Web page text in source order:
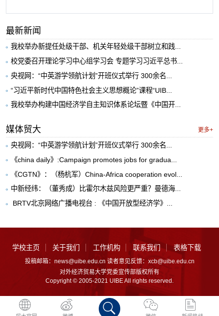
最新新闻
我校举办新提任处级干部、机关年轻处级干部树立和践...
校党委召开理论学习中心组学习会 专题学习习近平总书...
央视网：“中英游学领航计划”开班仪式举行 300余名...
“习近平新时代中国特色社会主义思想概论”课程“UIB...
我校举办构建中国经济学自主知识体系论坛暨《中国开...
媒体贸大 更多+
央视网：“中英游学领航计划”开班仪式举行 300余名...
《china daily》:Campaign promotes jobs for gradua...
《CGTN》：（杨杭军）China-Africa cooperation evol...
中新经纬：（董秀成）比霍尔木兹风险更严重？曼德海...
​ BRTV北京网络广播电视台 : 《中国开放型经济学》...
学校主页 关于我们 工作机构 联系我们 表格下载
投稿邮箱：news@uibe.edu.cn 读者意见反馈：xcb@uibe.edu.cn
对外经济贸易大学党委宣传部版权所有
Copyright © 2005-2021 UIBE All rights reserved.